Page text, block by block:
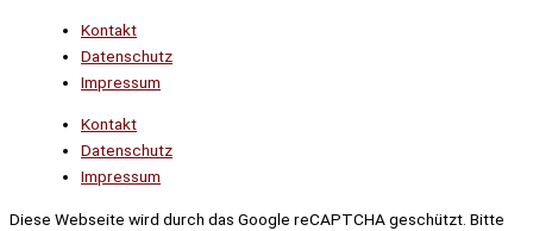
Kontakt
Datenschutz
Impressum
Kontakt
Datenschutz
Impressum
Diese Webseite wird durch das Google reCAPTCHA geschützt. Bitte